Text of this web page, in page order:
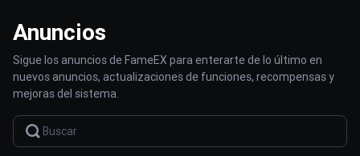
Anuncios
Sigue los anuncios de FameEX para enterarte de lo último en
nuevos anuncios, actualizaciones de funciones, recompensas y
mejoras del sistema.